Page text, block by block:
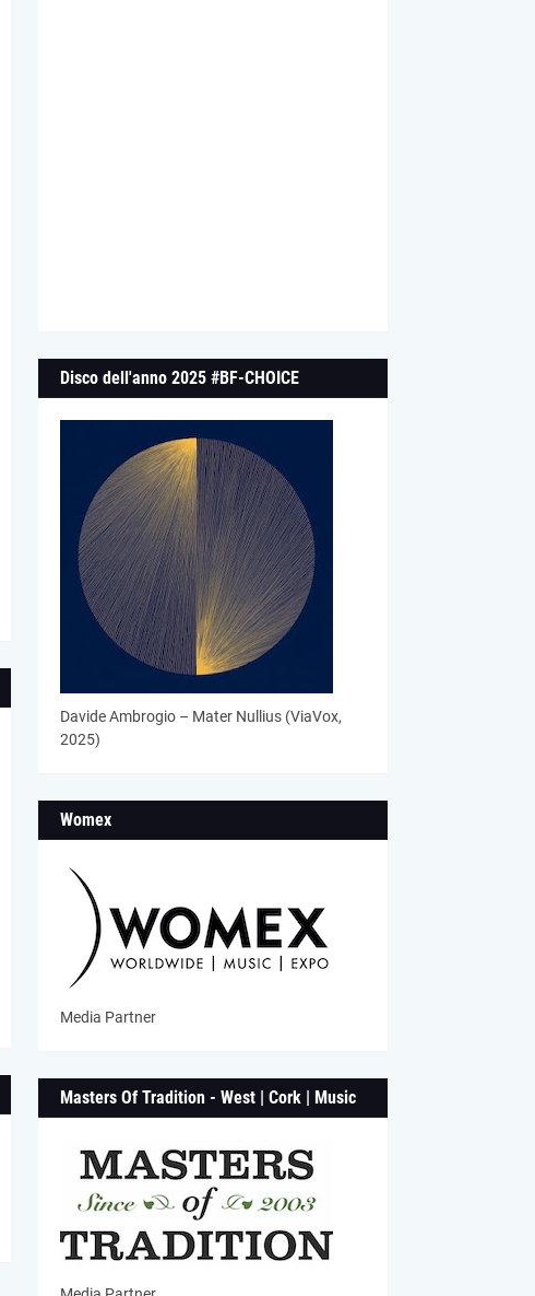
Disco dell'anno 2025 #BF-CHOICE
Davide Ambrogio – Mater Nullius (ViaVox,
2025)
Womex
Media Partner
Masters Of Tradition - West | Cork | Music